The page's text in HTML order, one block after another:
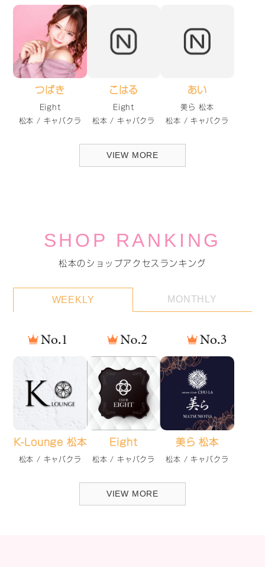
つばき
Eight
松本 / キャバクラ
こはる
Eight
松本 / キャバクラ
あい
美ら 松本
松本 / キャバクラ
VIEW MORE
SHOP RANKING
松本のショップアクセスランキング
WEEKLY MONTHLY
K-Lounge 松本
松本 / キャバクラ
Eight
松本 / キャバクラ
美ら 松本
松本 / キャバクラ
VIEW MORE